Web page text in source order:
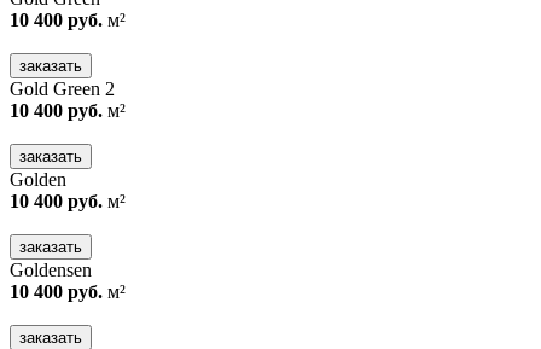
10 400 руб. м²
заказать
Gold Green 2
10 400 руб. м²
заказать
Golden
10 400 руб. м²
заказать
Goldensen
10 400 руб. м²
заказать